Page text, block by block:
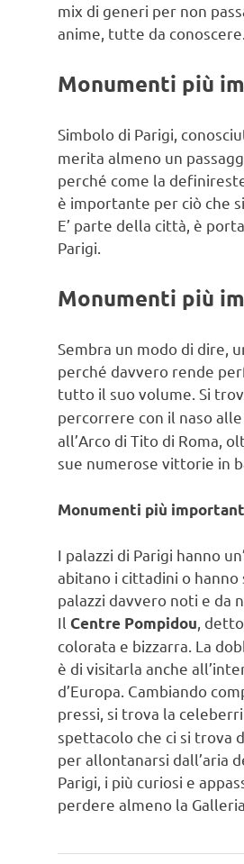
mix di generi per non
anime, tutte da conoscere.
Monumenti più
Simbolo di Parigi,
merita almeno un
perché come la
è importante per ciò che
E’ parte della città, è
Parigi.
Monumenti più
Sembra un modo di dire,
perché davvero rende
tutto il suo volume. Si
percorrere con il naso
all’Arco di Tito di Roma,
sue numerose vittorie in
Monumenti più
I palazzi di Parigi hanno
abitano i cittadini o hanno
palazzi davvero noti e da
Il Centre Pompidou,
colorata e bizzarra. La
è di visitarla anche
d’Europa. Cambiando
pressi, si trova la
spettacolo che ci si trova
per allontanarsi dall’aria
Parigi, i più curiosi e
perdere almeno la